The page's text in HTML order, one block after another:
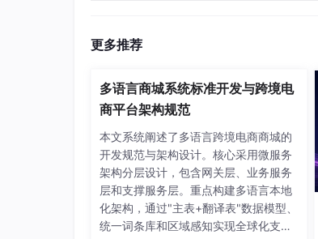
更多推荐
多语言商城系统标准开发与跨境电
商平台架构规范
本文系统阐述了多语言跨境电商商城的
开发规范与架构设计。核心采用微服务
架构分层设计，包含网关层、业务服务
层和支撑服务层。重点构建多语言本地
化架构，通过"主表+翻译表"数据模型、
统一词条库和区域感知实现全球化支